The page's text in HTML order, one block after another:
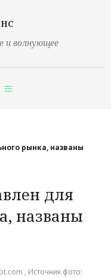
и волнующее
рынка, названы
для
названы
, Источник фото: